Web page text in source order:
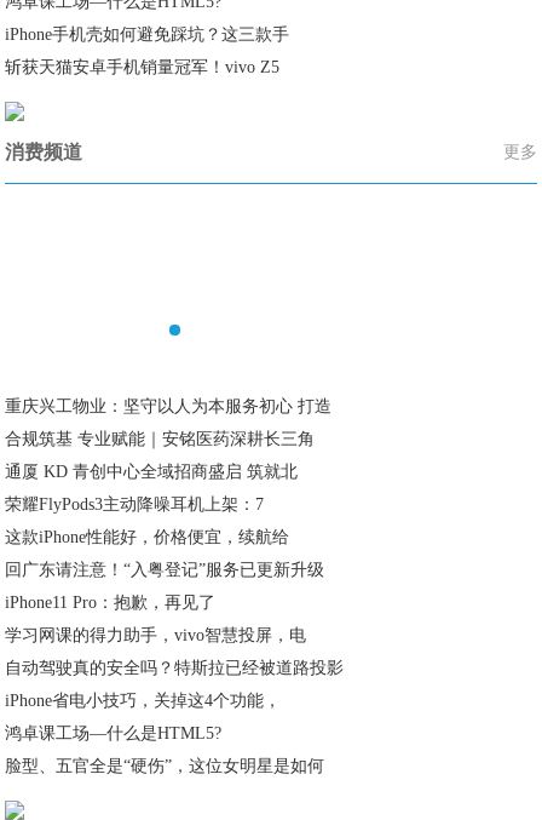
iPhone手机壳如何避免踩坑？这三款手
斩获天猫安卓手机销量冠军！vivo Z5
消费频道 更多
重庆兴工物业：坚守以人为本服务初心 打造
合规筑基 专业赋能｜安铭医药深耕长三角
通厦 KD 青创中心全域招商盛启 筑就北
荣耀FlyPods3主动降噪耳机上架：7
这款iPhone性能好，价格便宜，续航给
回广东请注意！“入粤登记”服务已更新升级
iPhone11 Pro：抱歉，再见了
学习网课的得力助手，vivo智慧投屏，电
自动驾驶真的安全吗？特斯拉已经被道路投影
iPhone省电小技巧，关掉这4个功能，
鸿卓课工场—什么是HTML5?
脸型、五官全是“硬伤”，这位女明星是如何